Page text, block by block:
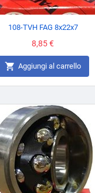
108-TVH FAG 8x22x7
Prezzo
8,85 €
 Aggiungi al carrello